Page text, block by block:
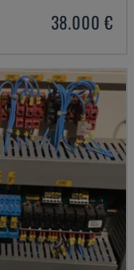
38.000 €